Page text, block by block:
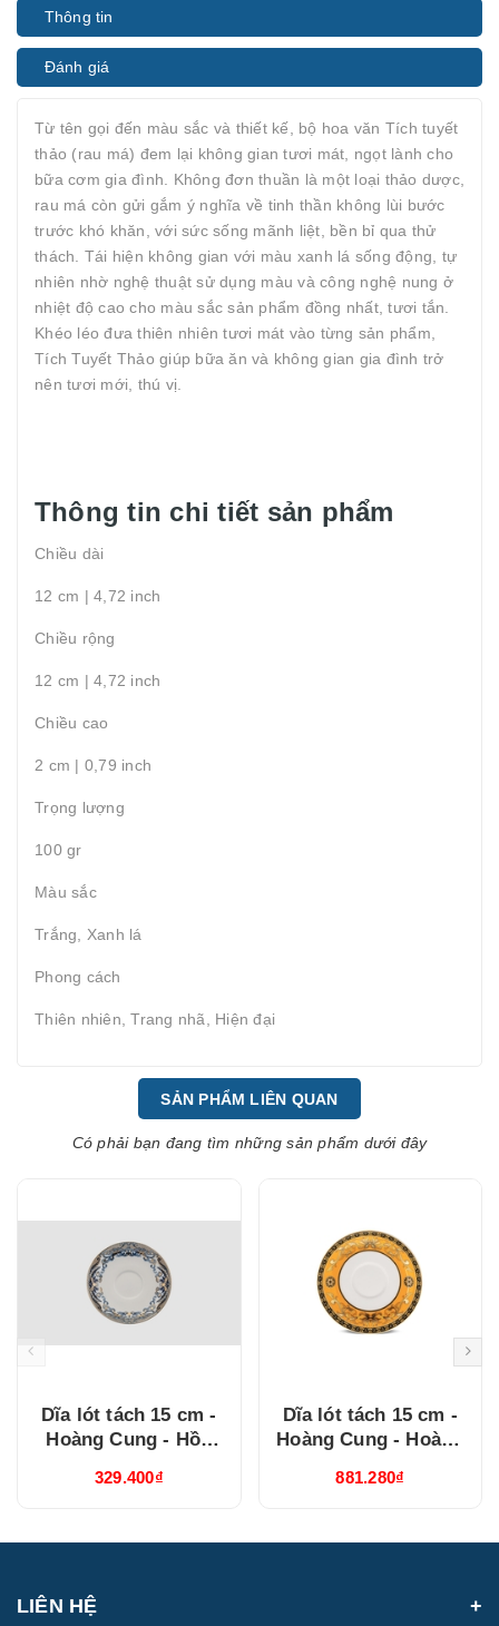
Thông tin
Đánh giá
Từ tên gọi đến màu sắc và thiết kế, bộ hoa văn Tích tuyết
thảo (rau má) đem lại không gian tươi mát, ngọt lành cho
bữa cơm gia đình. Không đơn thuần là một loại thảo dược,
rau má còn gửi gắm ý nghĩa về tinh thần không lùi bước
trước khó khăn, với sức sống mãnh liệt, bền bỉ qua thử
thách. Tái hiện không gian với màu xanh lá sống động, tự
nhiên nhờ nghệ thuật sử dụng màu và công nghệ nung ở
nhiệt độ cao cho màu sắc sản phẩm đồng nhất, tươi tắn.
Khéo léo đưa thiên nhiên tươi mát vào từng sản phẩm,
Tích Tuyết Thảo giúp bữa ăn và không gian gia đình trở
nên tươi mới, thú vị.
Thông tin chi tiết sản phẩm
Chiều dài
12 cm | 4,72 inch
Chiều rộng
12 cm | 4,72 inch
Chiều cao
2 cm | 0,79 inch
Trọng lượng
100 gr
Màu sắc
Trắng, Xanh lá
Phong cách
Thiên nhiên, Trang nhã, Hiện đại
SẢN PHẨM LIÊN QUAN
Có phải bạn đang tìm những sản phẩm dưới đây
Dĩa lót tách 15 cm -
Hoàng Cung - Hồn
)
329.400₫
Dĩa lót tách 15 cm -
Hoàng Cung - Hoàng
881.280₫
LIÊN HỆ